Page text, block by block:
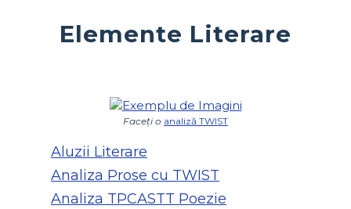
Elemente Literare
Faceți o analiză TWIST
Aluzii Literare
Analiza Prose cu TWIST
Analiza TPCASTT Poezie